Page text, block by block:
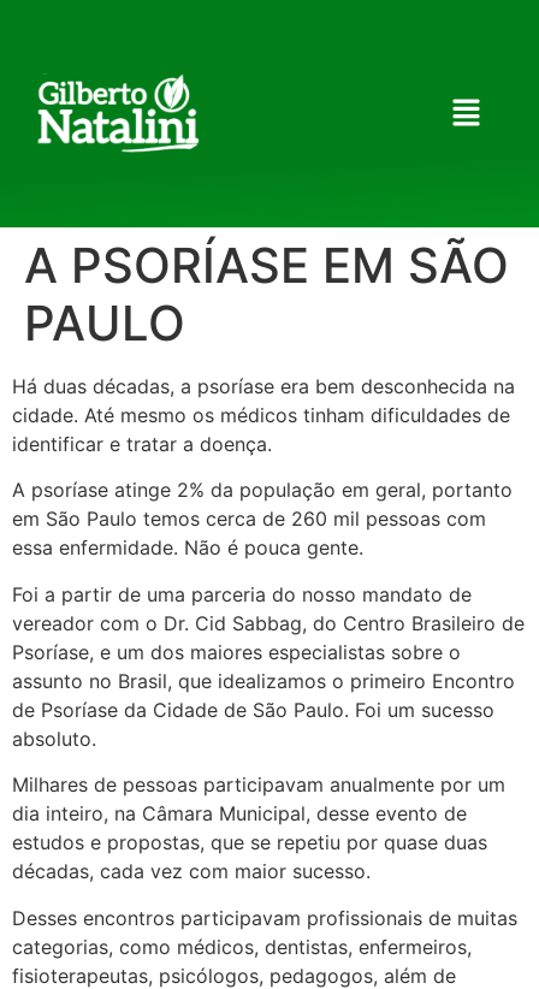
A PSORÍASE EM SÃO
PAULO
Há duas décadas, a psoríase era bem desconhecida na
cidade. Até mesmo os médicos tinham dificuldades de
identificar e tratar a doença.
A psoríase atinge 2% da população em geral, portanto
em São Paulo temos cerca de 260 mil pessoas com
essa enfermidade. Não é pouca gente.
Foi a partir de uma parceria do nosso mandato de
vereador com o Dr. Cid Sabbag, do Centro Brasileiro de
Psoríase, e um dos maiores especialistas sobre o
assunto no Brasil, que idealizamos o primeiro Encontro
de Psoríase da Cidade de São Paulo. Foi um sucesso
absoluto.
Milhares de pessoas participavam anualmente por um
dia inteiro, na Câmara Municipal, desse evento de
estudos e propostas, que se repetiu por quase duas
décadas, cada vez com maior sucesso.
Desses encontros participavam profissionais de muitas
categorias, como médicos, dentistas, enfermeiros,
fisioterapeutas, psicólogos, pedagogos, além de